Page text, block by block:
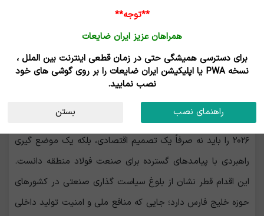
تصمیم قطر برای افزایش تعرفه واردات میلگرد
افزایش تعرفه
واردات میلگرد و مفتول در قطر از ۵ درصد به ۱۰ درصد در سال
۲۰۲۶ را باید نه صرفاً یک تصمیم اقتصادی، بلکه یک موضع‌ گیری
راهبردی با پیامدهای گسترده برای صنعت فولاد منطقه دانست.
این اقدام قطر نشان از بلوغ سیاست ‌گذاری صنعتی در کشورهای
حوزه خلیج فارس دارد؛ جایی که منافع ملی و امنیت تولید داخلی
**توجه**
همراهان عزیز ایران ضایعات
برای دسترسی همیشگی حتی در زمان قطعی اینترنت بین الملل ،
نسخه PWA یا اپلیکیشن ایران ضایعات را بر روی گوشی های خود
نصب نمایید.
راهنمای نصب بستن